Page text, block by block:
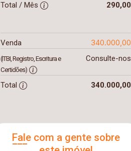
Total / Mês
290,00
Venda 340.000,00
(ITBI, Registro, Escritura e
Certidões)
Consulte-nos
Total 340.000,00
Fale com a gente sobre